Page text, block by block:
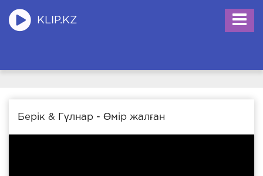
KLIP.KZ
Берік & Гүлнар - Өмір жалған